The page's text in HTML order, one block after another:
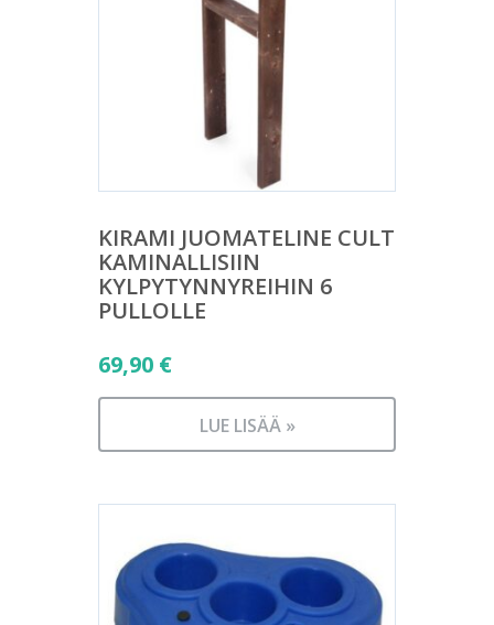
KIRAMI JUOMATELINE CULT
KAMINALLISIIN
KYLPYTYNNYREIHIN 6
PULLOLLE
69,90 €
LUE LISÄÄ »